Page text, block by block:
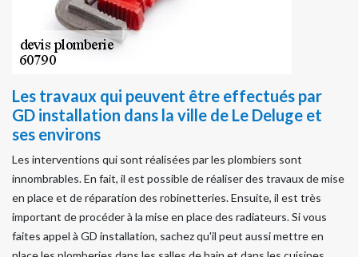
Les travaux qui peuvent être effectués par
GD installation dans la ville de Le Deluge et
ses environs
Les interventions qui sont réalisées par les plombiers sont
innombrables. En fait, il est possible de réaliser des travaux de mise
en place et de réparation des robinetteries. Ensuite, il est très
important de procéder à la mise en place des radiateurs. Si vous
faites appel à GD installation, sachez qu'il peut aussi mettre en